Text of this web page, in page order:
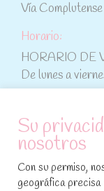
Vía
Horario:
HORARIO DE
De lunes a
ATENCIÓN
Condiciones de
Aviso legal y
Su
nosotros
Con su permiso,
geográfica precisa